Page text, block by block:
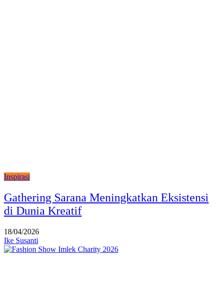
Inspirasi
Gathering Sarana Meningkatkan Eksistensi
di Dunia Kreatif
18/04/2026
Ike Susanti